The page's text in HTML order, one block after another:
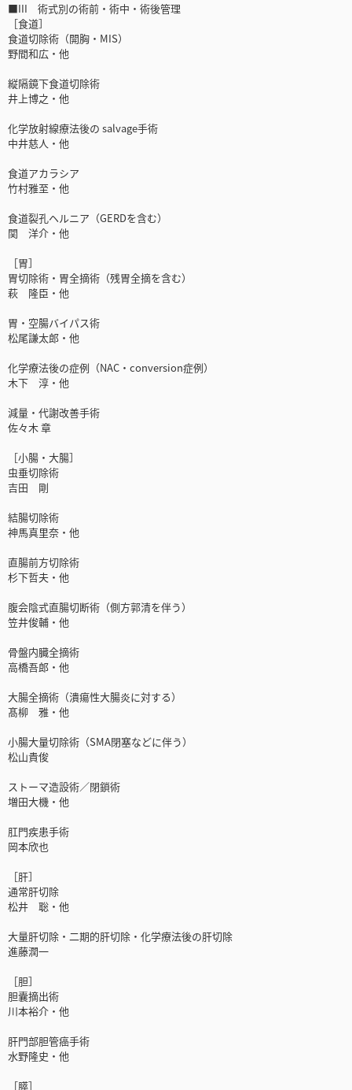
■III 術式別の術前・術中・術後管理
［食道］
食道切除術（開胸・MIS）
野間和広・他
縦隔鏡下食道切除術
井上博之・他
化学放射線療法後の salvage手術
中井慈人・他
食道アカラシア
竹村雅至・他
食道裂孔ヘルニア（GERDを含む）
関 洋介・他
［胃］
胃切除術・胃全摘術（残胃全摘を含む）
萩 隆臣・他
胃・空腸バイパス術
松尾謙太郎・他
化学療法後の症例（NAC・conversion症例）
木下 淳・他
減量・代謝改善手術
佐々木 章
［小腸・大腸］
虫垂切除術
吉田 剛
結腸切除術
神馬真里奈・他
直腸前方切除術
杉下哲夫・他
腹会陰式直腸切断術（側方郭清を伴う）
笠井俊輔・他
骨盤内臓全摘術
高橋吾郎・他
大腸全摘術（潰瘍性大腸炎に対する）
髙柳 雅・他
小腸大量切除術（SMA閉塞などに伴う）
松山貴俊
ストーマ造設術／閉鎖術
増田大機・他
肛門疾患手術
岡本欣也
［肝］
通常肝切除
松井 聡・他
大量肝切除・二期的肝切除・化学療法後の肝切除
進藤潤一
［胆］
胆囊摘出術
川本裕介・他
肝門部胆管癌手術
水野隆史・他
［膵］